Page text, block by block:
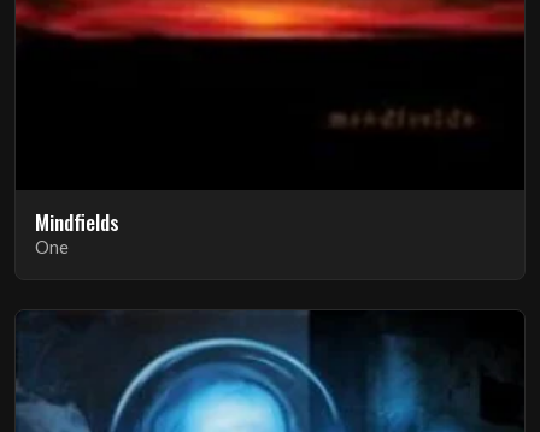
Mindfields
One